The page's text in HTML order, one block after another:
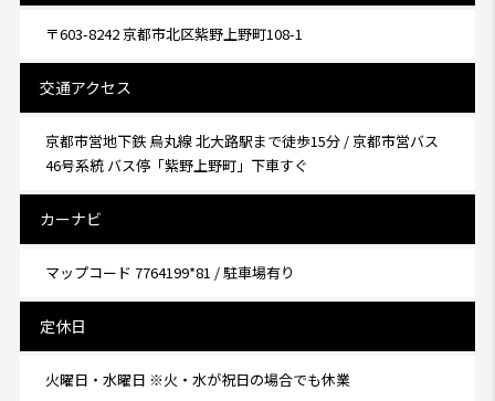
〒603-8242 京都市北区紫野上野町108-1
交通アクセス
京都市営地下鉄 烏丸線 北大路駅まで徒歩15分 / 京都市営バス
46号系統 バス停「紫野上野町」下車すぐ
カーナビ
マップコード 7764199*81 / 駐車場有り
定休日
火曜日・水曜日 ※火・水が祝日の場合でも休業